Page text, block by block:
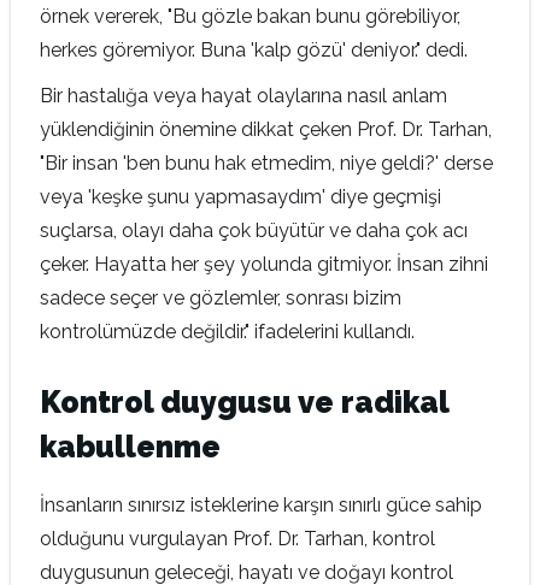
örnek vererek, "Bu gözle bakan bunu görebiliyor,
herkes göremiyor. Buna 'kalp gözü' deniyor." dedi.
Bir hastalığa veya hayat olaylarına nasıl anlam
yüklendiğinin önemine dikkat çeken Prof. Dr. Tarhan,
"Bir insan 'ben bunu hak etmedim, niye geldi?' derse
veya 'keşke şunu yapmasaydım' diye geçmişi
suçlarsa, olayı daha çok büyütür ve daha çok acı
çeker. Hayatta her şey yolunda gitmiyor. İnsan zihni
sadece seçer ve gözlemler, sonrası bizim
kontrolümüzde değildir." ifadelerini kullandı.
Kontrol duygusu ve radikal
kabullenme
İnsanların sınırsız isteklerine karşın sınırlı güce sahip
olduğunu vurgulayan Prof. Dr. Tarhan, kontrol
duygusunun geleceği, hayatı ve doğayı kontrol